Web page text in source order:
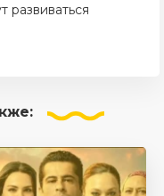
развиваться